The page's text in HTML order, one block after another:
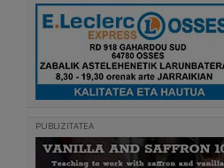
PUBLIZITATEA